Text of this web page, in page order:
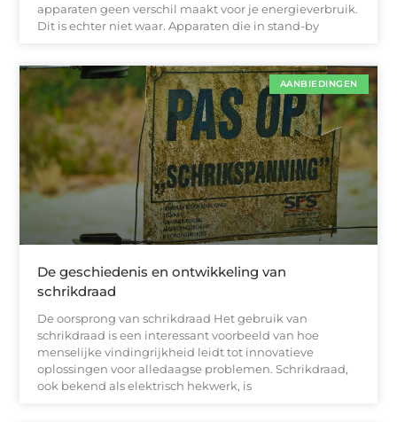
apparaten geen verschil maakt voor je energieverbruik.
Dit is echter niet waar. Apparaten die in stand-by
AANBIEDINGEN
De geschiedenis en ontwikkeling van
schrikdraad
De oorsprong van schrikdraad Het gebruik van
schrikdraad is een interessant voorbeeld van hoe
menselijke vindingrijkheid leidt tot innovatieve
oplossingen voor alledaagse problemen. Schrikdraad,
ook bekend als elektrisch hekwerk, is